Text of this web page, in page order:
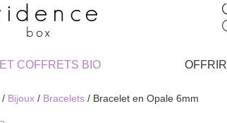
COFFRETS BIO
OFFRIR
/ Bijoux / Bracelets / Bracelet en Opale 6mm